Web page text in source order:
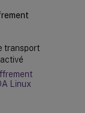
transport
Linux